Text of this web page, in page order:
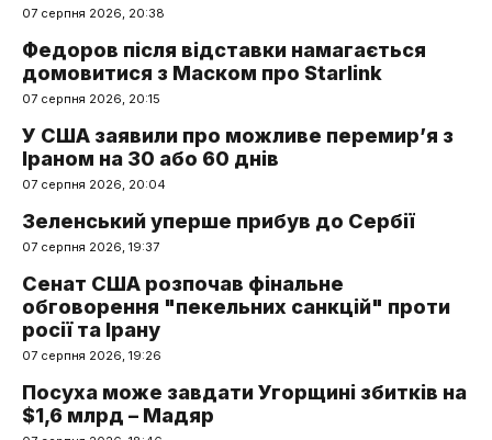
07 серпня 2026, 20:38
Федоров після відставки намагається
домовитися з Маском про Starlink
07 серпня 2026, 20:15
У США заявили про можливе перемир’я з
Іраном на 30 або 60 днів
07 серпня 2026, 20:04
Зеленський уперше прибув до Сербії
07 серпня 2026, 19:37
Сенат США розпочав фінальне
обговорення "пекельних санкцій" проти
росії та Ірану
07 серпня 2026, 19:26
Посуха може завдати Угорщині збитків на
$1,6 млрд – Мадяр